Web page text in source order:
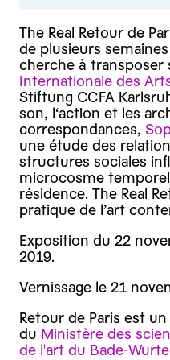
The Real Retour de
de plusieurs
cherche à transposer
Internationale des
Stiftung CCFA
son, l‘action et les
correspondances,
une étude des
structures sociales
microcosme
résidence. The Real
pratique de l’art
Exposition du 22
2019.
Vernissage le 21
Retour de Paris est
du Ministère des
de l'art du Bade-